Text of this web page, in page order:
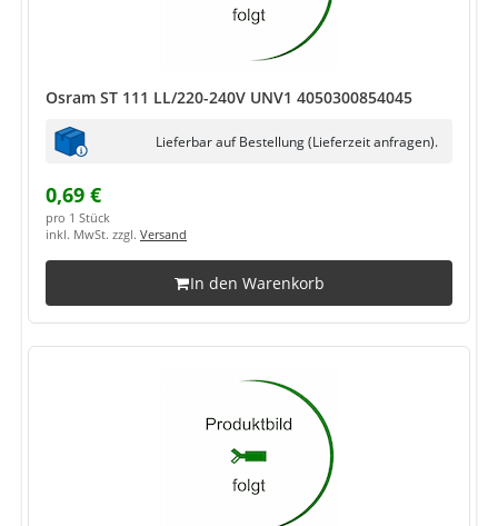
Osram ST 111 LL/220-240V UNV1 4050300854045
Lieferbar auf Bestellung (Lieferzeit anfragen).
0,69 €
pro 1 Stück
inkl. MwSt. zzgl. Versand
In den Warenkorb